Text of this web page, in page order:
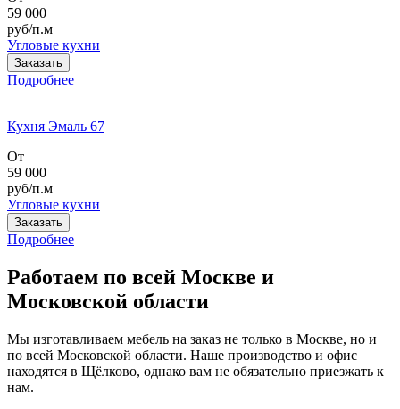
59 000
руб/п.м
Угловые кухни
Заказать
Подробнее
Кухня Эмаль 67
От
59 000
руб/п.м
Угловые кухни
Заказать
Подробнее
Работаем по всей Москве и
Московской области
Мы изготавливаем мебель на заказ не только в Москве, но и
по всей Московской области. Наше производство и офис
находятся в Щёлково, однако вам не обязательно приезжать к
нам.